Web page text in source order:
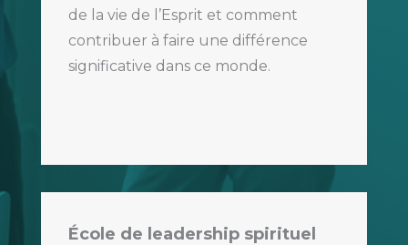
de la vie de l’Esprit et comment
contribuer à faire une différence
significative dans ce monde.
École de leadership spirituel